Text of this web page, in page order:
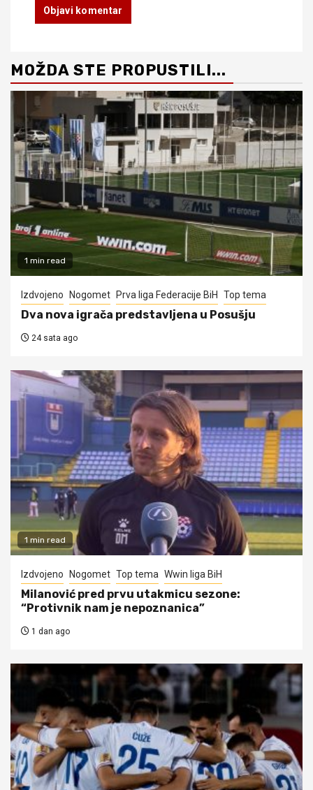
MOŽDA STE PROPUSTILI...
1 min read
Izdvojeno Nogomet Prva liga Federacije BiH Top tema
Dva nova igrača predstavljena u Posušju
24 sata ago
1 min read
Izdvojeno Nogomet Top tema Wwin liga BiH
Milanović pred prvu utakmicu sezone:
“Protivnik nam je nepoznanica”
1 dan ago